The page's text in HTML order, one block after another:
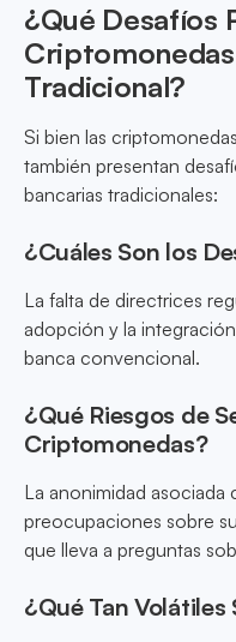
¿Qué Desafíos
Criptomonedas
Tradicional?
Si bien las
también presentan
bancarias tradicionales:
¿Cuáles Son los
La falta de directrices
adopción y la
banca convencional.
¿Qué Riesgos de
Criptomonedas?
La anonimidad
preocupaciones sobre
que lleva a preguntas
¿Qué Tan